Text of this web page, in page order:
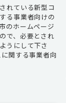
れている新型コ
る事業者向けの
のホームページ
で、必要とされ
うにして下さ
関する事業者向